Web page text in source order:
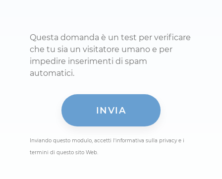
Questa domanda è un test per verificare
che tu sia un visitatore umano e per
impedire inserimenti di spam
automatici.
Inviando questo modulo, accetti l'informativa sulla privacy e i
termini di questo sito Web.